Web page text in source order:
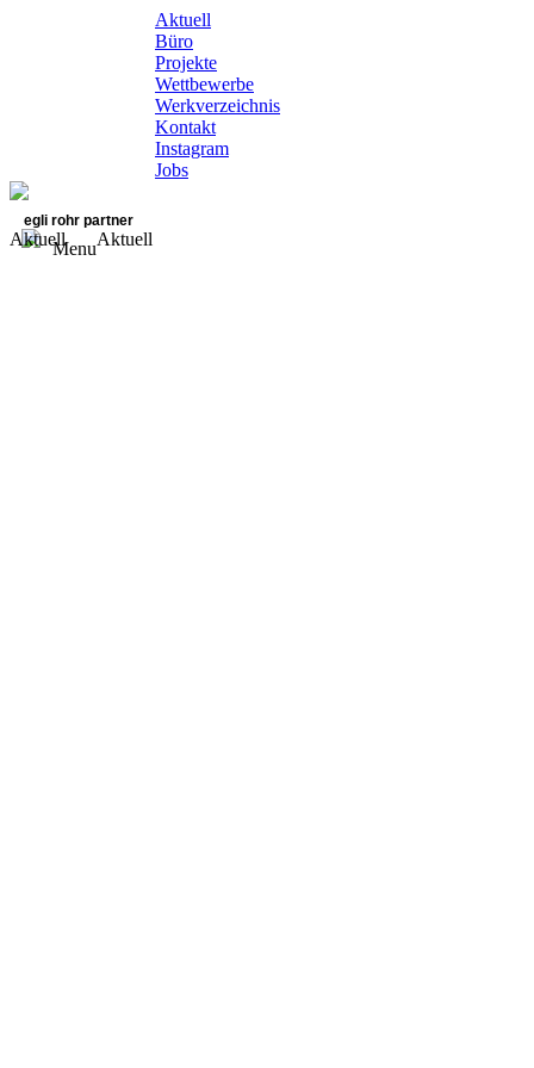
Aktuell
Büro
Projekte
Wettbewerbe
Werkverzeichnis
Kontakt
Instagram
Jobs
egli rohr partner
Menu
Aktuell Aktuell